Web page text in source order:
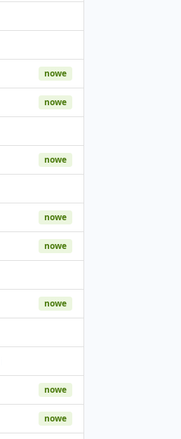
nowe
nowe
nowe
nowe
nowe
nowe
nowe
nowe